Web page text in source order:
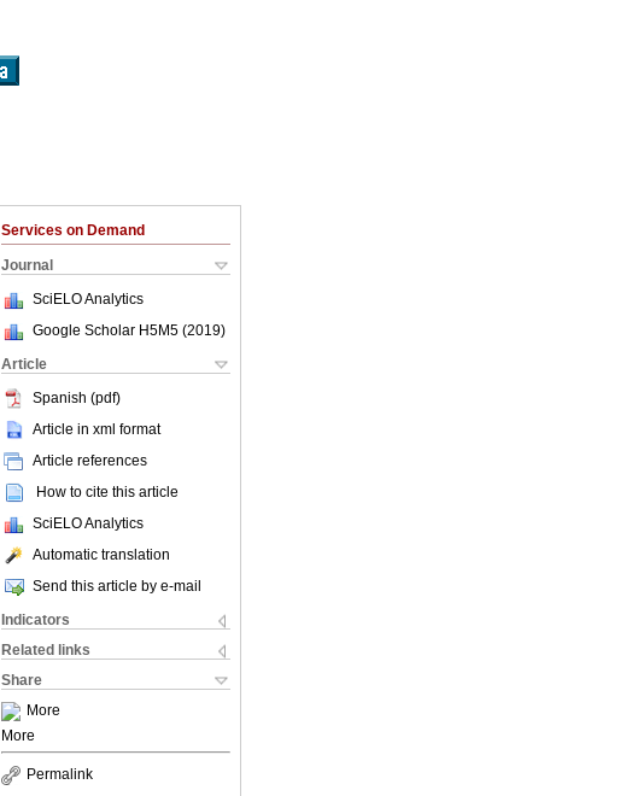
Services on Demand
Journal
SciELO Analytics
Google Scholar H5M5 (2019)
Article
Spanish (pdf)
Article in xml format
Article references
How to cite this article
SciELO Analytics
Automatic translation
Send this article by e-mail
Indicators
Related links
Share
More
More
Permalink